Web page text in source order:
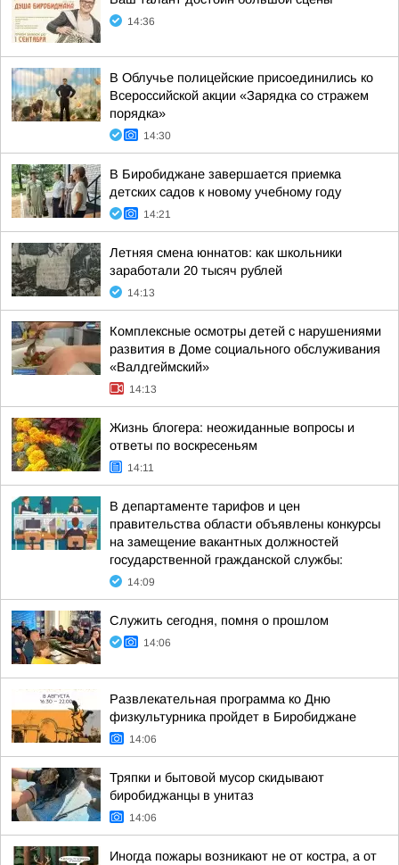
14:36
В Облучье полицейские присоединились ко
Всероссийской акции «Зарядка со стражем
порядка»
14:30
В Биробиджане завершается приемка
детских садов к новому учебному году
14:21
Летняя смена юннатов: как школьники
заработали 20 тысяч рублей
14:13
Комплексные осмотры детей с нарушениями
развития в Доме социального обслуживания
«Валдгеймский»
14:13
Жизнь блогера: неожиданные вопросы и
ответы по воскресеньям
14:11
В департаменте тарифов и цен
правительства области объявлены конкурсы
на замещение вакантных должностей
государственной гражданской службы:
14:09
Служить сегодня, помня о прошлом
14:06
Развлекательная программа ко Дню
физкультурника пройдет в Биробиджане
14:06
Тряпки и бытовой мусор скидывают
биробиджанцы в унитаз
14:06
Иногда пожары возникают не от костра, а от